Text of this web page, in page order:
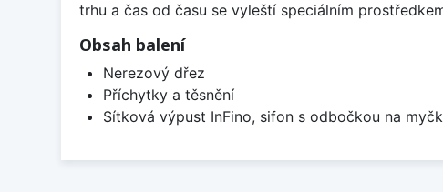
trhu a čas od času se vyleští speciálním
Obsah balení
Nerezový dřez
Příchytky a těsnění
Sítková výpust InFino, sifon s odbočkou na